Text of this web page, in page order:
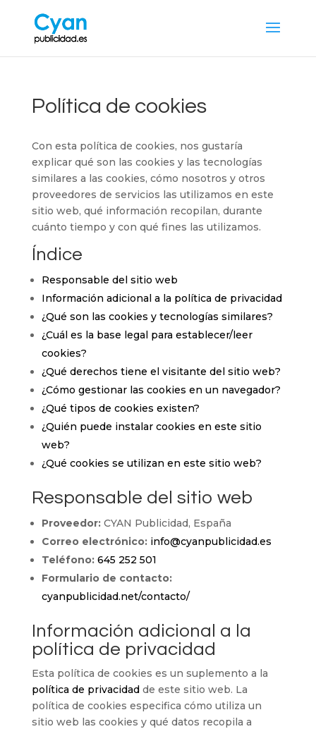
Política de cookies
Con esta política de cookies, nos gustaría
explicar qué son las cookies y las tecnologías
similares a las cookies, cómo nosotros y otros
proveedores de servicios las utilizamos en este
sitio web, qué información recopilan, durante
cuánto tiempo y con qué fines las utilizamos.
Índice
Responsable del sitio web
Información adicional a la política de privacidad
¿Qué son las cookies y tecnologías similares?
¿Cuál es la base legal para establecer/leer
cookies?
¿Qué derechos tiene el visitante del sitio web?
¿Cómo gestionar las cookies en un navegador?
¿Qué tipos de cookies existen?
¿Quién puede instalar cookies en este sitio
web?
¿Qué cookies se utilizan en este sitio web?
Responsable del sitio web
Proveedor: CYAN Publicidad, España
Correo electrónico: info@cyanpublicidad.es
Teléfono: 645 252 501
Formulario de contacto:
cyanpublicidad.net/contacto/
Información adicional a la
política de privacidad
Esta política de cookies es un suplemento a la
política de privacidadde este sitio web. La
política de cookies especifica cómo utiliza un
sitio web las cookies y qué datos recopila a